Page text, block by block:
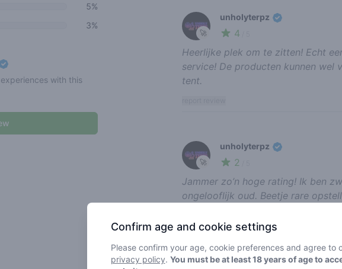
5%
3%
with this
🚀
unholyterpz
4
Heerlijke plek om te zitten! Echt
service! De producten kunnen wel
tent.
🚀
unholyterpz
2
Jammer zo’n hoge rating! Ik ben
ongelooflijk oud. Beetje rare
vonden hun wiet te laten testen.
gevonden. Heerlijke spot om te
report review
Confirm age and cookie settings
Please confirm your age, cookie preferences and agree to
privacy policy. You must be at least 18 years of age to